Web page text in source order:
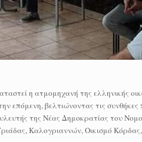
η ατμομηχανή της ελληνικής
επόμενη, βελτιώνοντας τις
της Νέας Δημοκρατίας του
Καλογριαννών, Οικισμό